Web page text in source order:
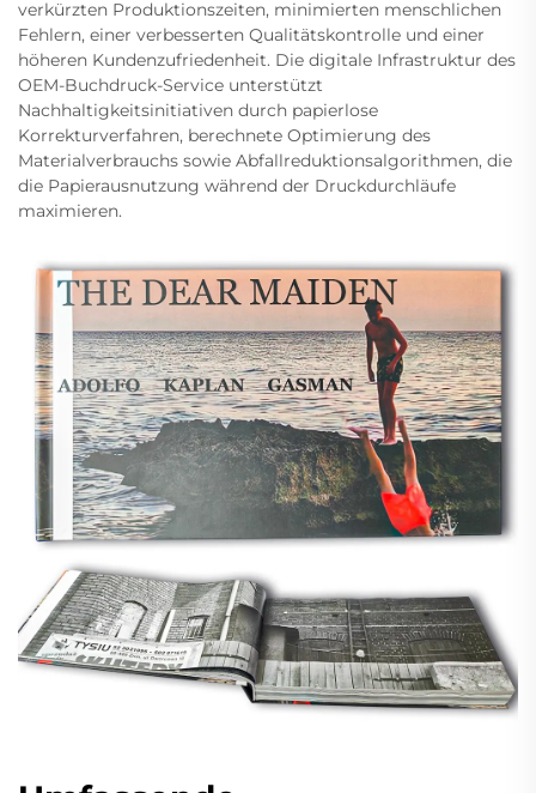
verkürzten Produktionszeiten, minimierten menschlichen
Fehlern, einer verbesserten Qualitätskontrolle und einer
höheren Kundenzufriedenheit. Die digitale Infrastruktur des
OEM-Buchdruck-Service unterstützt
Nachhaltigkeitsinitiativen durch papierlose
Korrekturverfahren, berechnete Optimierung des
Materialverbrauchs sowie Abfallreduktionsalgorithmen, die
die Papierausnutzung während der Druckdurchläufe
maximieren.